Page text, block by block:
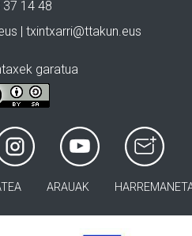
37 14 48
| txintxarri@ttakun.eus
garatua
ARAUAK